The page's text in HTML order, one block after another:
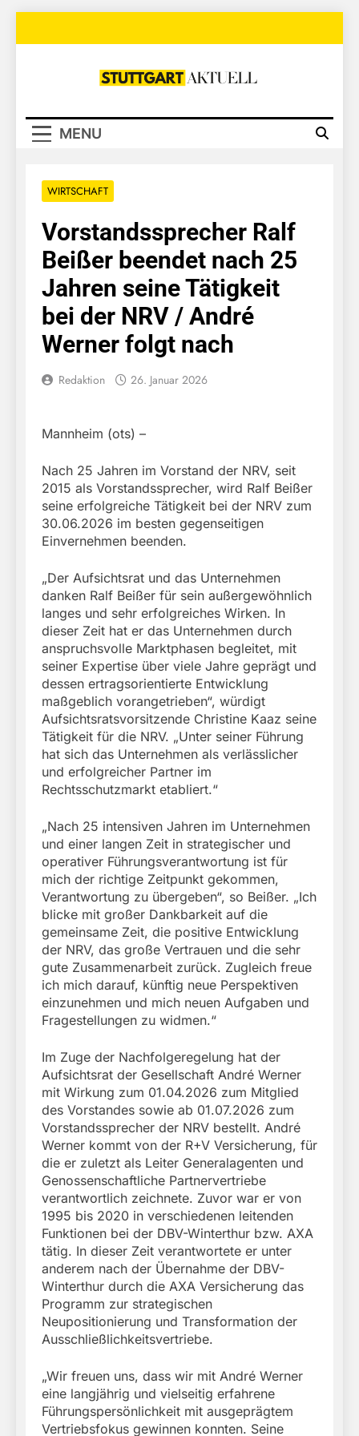
Stuttgart
MENU
WIRTSCHAFT
Vorstandssprecher Ralf
Beißer beendet nach 25
Jahren seine Tätigkeit
bei der NRV / André
Werner folgt nach
Redaktion 26. Januar 2026
Mannheim (ots) –
Nach 25 Jahren im Vorstand der NRV, seit
2015 als Vorstandssprecher, wird Ralf Beißer
seine erfolgreiche Tätigkeit bei der NRV zum
30.06.2026 im besten gegenseitigen
Einvernehmen beenden.
„Der Aufsichtsrat und das Unternehmen
danken Ralf Beißer für sein außergewöhnlich
langes und sehr erfolgreiches Wirken. In
dieser Zeit hat er das Unternehmen durch
anspruchsvolle Marktphasen begleitet, mit
seiner Expertise über viele Jahre geprägt und
dessen ertragsorientierte Entwicklung
maßgeblich vorangetrieben“, würdigt
Aufsichtsratsvorsitzende Christine Kaaz seine
Tätigkeit für die NRV. „Unter seiner Führung
hat sich das Unternehmen als verlässlicher
und erfolgreicher Partner im
Rechtsschutzmarkt etabliert.“
„Nach 25 intensiven Jahren im Unternehmen
und einer langen Zeit in strategischer und
operativer Führungsverantwortung ist für
mich der richtige Zeitpunkt gekommen,
Verantwortung zu übergeben“, so Beißer. „Ich
blicke mit großer Dankbarkeit auf die
gemeinsame Zeit, die positive Entwicklung
der NRV, das große Vertrauen und die sehr
gute Zusammenarbeit zurück. Zugleich freue
ich mich darauf, künftig neue Perspektiven
einzunehmen und mich neuen Aufgaben und
Fragestellungen zu widmen.“
Im Zuge der Nachfolgeregelung hat der
Aufsichtsrat der Gesellschaft André Werner
mit Wirkung zum 01.04.2026 zum Mitglied
des Vorstandes sowie ab 01.07.2026 zum
Vorstandssprecher der NRV bestellt. André
Werner kommt von der R+V Versicherung, für
die er zuletzt als Leiter Generalagenten und
Genossenschaftliche Partnervertriebe
verantwortlich zeichnete. Zuvor war er von
1995 bis 2020 in verschiedenen leitenden
Funktionen bei der DBV-Winterthur bzw. AXA
tätig. In dieser Zeit verantwortete er unter
anderem nach der Übernahme der DBV-
Winterthur durch die AXA Versicherung das
Programm zur strategischen
Neupositionierung und Transformation der
Ausschließlichkeitsvertriebe.
„Wir freuen uns, dass wir mit André Werner
eine langjährig und vielseitig erfahrene
Führungspersönlichkeit mit ausgeprägtem
Vertriebsfokus gewinnen konnten. Seine